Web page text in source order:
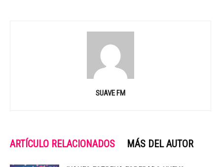
SUAVE FM
ARTÍCULO RELACIONADOS MÁS DEL AUTOR